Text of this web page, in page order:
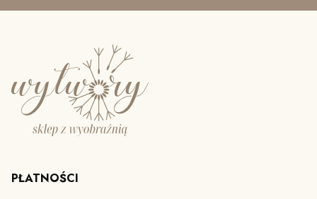
PŁATNOŚCI